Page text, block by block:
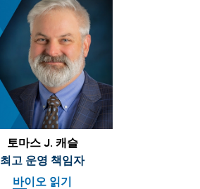
토마스 J. 캐슬
최고 운영 책임자
바이오 읽기